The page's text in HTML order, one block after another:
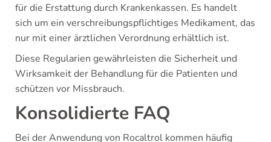
für die Erstattung durch Krankenkassen. Es handelt
sich um ein verschreibungspflichtiges Medikament, das
nur mit einer ärztlichen Verordnung erhältlich ist.
Diese Regularien gewährleisten die Sicherheit und
Wirksamkeit der Behandlung für die Patienten und
schützen vor Missbrauch.
Konsolidierte FAQ
Bei der Anwendung von Rocaltrol kommen häufig